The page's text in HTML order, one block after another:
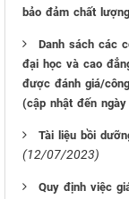
bảo đảm chất
Danh sách các
đại học và cao
được đánh giá/
(cập nhật đến
Tài liệu bồi
(12/07/2023)
Quy định việc